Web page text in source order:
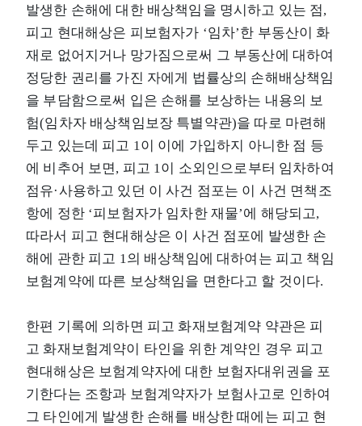
발생한 손해에 대한 배상책임을 명시하고 있는 점,
피고 현대해상은 피보험자가 ‘임차’한 부동산이 화
재로 없어지거나 망가짐으로써 그 부동산에 대하여
정당한 권리를 가진 자에게 법률상의 손해배상책임
을 부담함으로써 입은 손해를 보상하는 내용의 보
험(임차자 배상책임보장 특별약관)을 따로 마련해
두고 있는데 피고 1이 이에 가입하지 아니한 점 등
에 비추어 보면, 피고 1이 소외인으로부터 임차하여
점유·사용하고 있던 이 사건 점포는 이 사건 면책조
항에 정한 ‘피보험자가 임차한 재물’에 해당되고,
따라서 피고 현대해상은 이 사건 점포에 발생한 손
해에 관한 피고 1의 배상책임에 대하여는 피고 책임
보험계약에 따른 보상책임을 면한다고 할 것이다.
한편 기록에 의하면 피고 화재보험계약 약관은 피
고 화재보험계약이 타인을 위한 계약인 경우 피고
현대해상은 보험계약자에 대한 보험자대위권을 포
기한다는 조항과 보험계약자가 보험사고로 인하여
그 타인에게 발생한 손해를 배상한 때에는 피고 현